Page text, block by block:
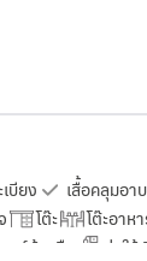
เบียง เสื้อคลุมอา
โต๊ะ โต๊ะอาห
อล์ล้างมือ ก่อใ